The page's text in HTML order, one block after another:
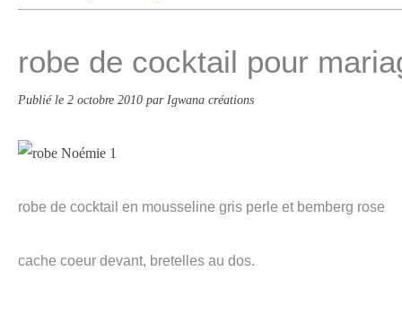
robe de cocktail pour
Publié le 2 octobre 2010 par Igwana créations
robe de cocktail en mousseline gris perle et bemberg rose
cache coeur devant, bretelles au dos.